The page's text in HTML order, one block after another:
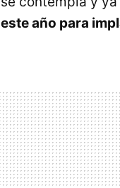
este año para